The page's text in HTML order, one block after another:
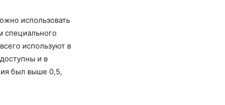
использовать
специального
используют в
и в
был выше 0,5,